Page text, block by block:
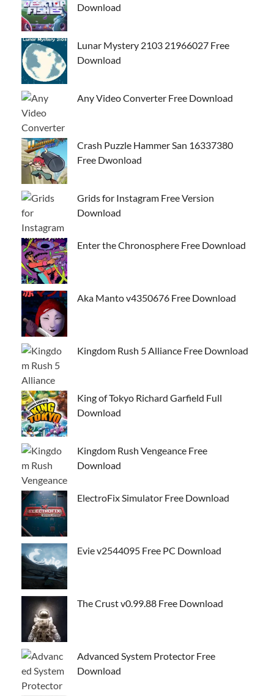
Download
Lunar Mystery 2103 21966027 Free
Download
Any Video Converter Free Download
Crash Puzzle Hammer San 16337380
Free Dwonload
Grids for Instagram Free Version
Download
Enter the Chronosphere Free Download
Aka Manto v4350676 Free Download
Kingdom Rush 5 Alliance Free Download
King of Tokyo Richard Garfield Full
Download
Kingdom Rush Vengeance Free
Download
ElectroFix Simulator Free Download
Evie v2544095 Free PC Download
The Crust v0.99.88 Free Download
Advanced System Protector Free
Download